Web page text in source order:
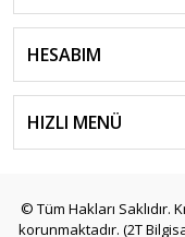
HESABIM
HIZLI MENÜ
© Tüm Hakları Saklıdır.
korunmaktadır. (2T